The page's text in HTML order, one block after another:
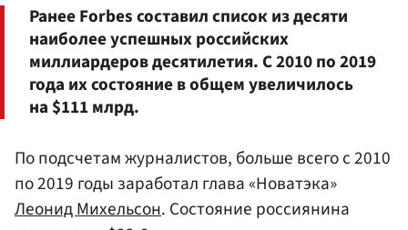
Ранее Forbes составил список из десяти
наиболее успешных российских
миллиардеров десятилетия. С 2010 по 2019
года их состояние в общем увеличилось
на $111 млрд.
По подсчетам журналистов, больше всего с 2010
по 2019 годы заработал глава «Новатэка»
Леонид Михельсон. Cостояние россиянина